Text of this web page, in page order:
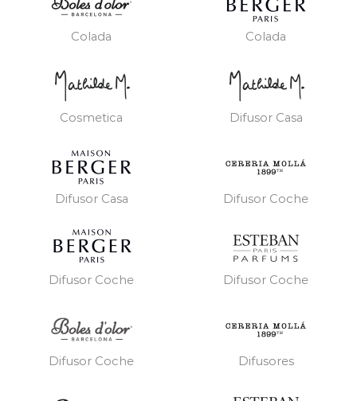
Colada Colada
Cosmetica Difusor Casa
Difusor Casa Difusor Coche
Difusor Coche Difusor Coche
Difusor Coche Difusores